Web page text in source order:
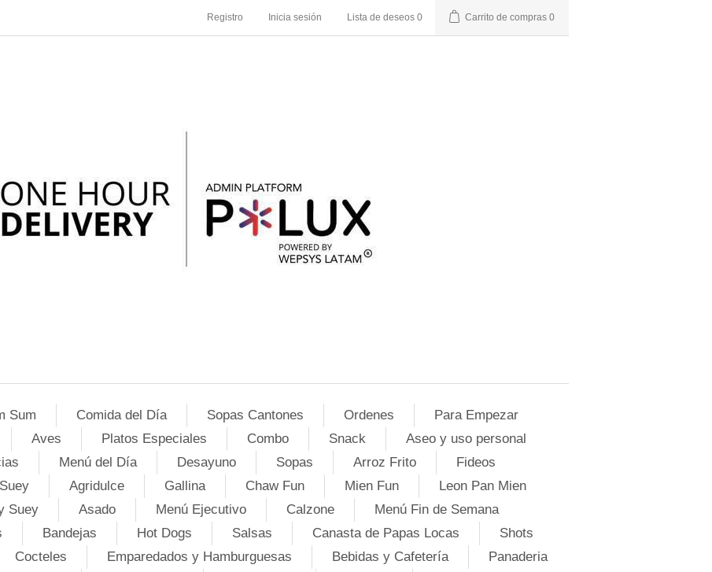
Registro Inicia sesión Lista de deseos 0 Carrito de compras 0
Sum Comida del Día Sopas Cantones Ordenes
Para Empezar
Aves Platos Especiales Combo Snack
Aseo y uso personal
Menú del Día Desayuno Sopas Arroz Frito
Fideos
Agridulce Gallina Chaw Fun Mien Fun
Leon Pan Mien
Suey Asado Menú Ejecutivo Calzone
Menú Fin de Semana
Bandejas Hot Dogs Salsas Canasta de Papas Locas
Shots
Cocteles Emparedados y Hamburguesas Bebidas y Cafetería
Panaderia